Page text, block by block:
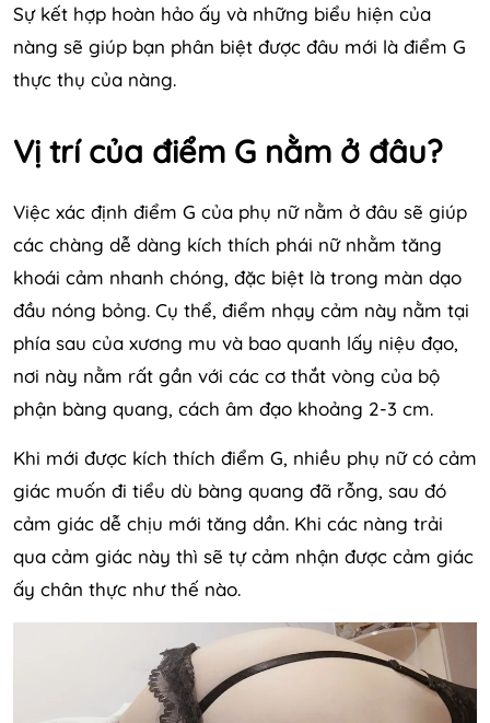
Sự kết hợp hoàn hảo ấy và những biểu hiện của
nàng sẽ giúp bạn phân biệt được đâu mới là điểm G
thực thụ của nàng.
Vị trí của điểm G nằm ở đâu?
Việc xác định điểm G của phụ nữ nằm ở đâu sẽ giúp
các chàng dễ dàng kích thích phái nữ nhằm tăng
khoái cảm nhanh chóng, đặc biệt là trong màn dạo
đầu nóng bỏng. Cụ thể, điểm nhạy cảm này nằm tại
phía sau của xương mu và bao quanh lấy niệu đạo,
nơi này nằm rất gần với các cơ thắt vòng của bộ
phận bàng quang, cách âm đạo khoảng 2-3 cm.
Khi mới được kích thích điểm G, nhiều phụ nữ có cảm
giác muốn đi tiểu dù bàng quang đã rỗng, sau đó
cảm giác dễ chịu mới tăng dần. Khi các nàng trải
qua cảm giác này thì sẽ tự cảm nhận được cảm giác
ấy chân thực như thế nào.